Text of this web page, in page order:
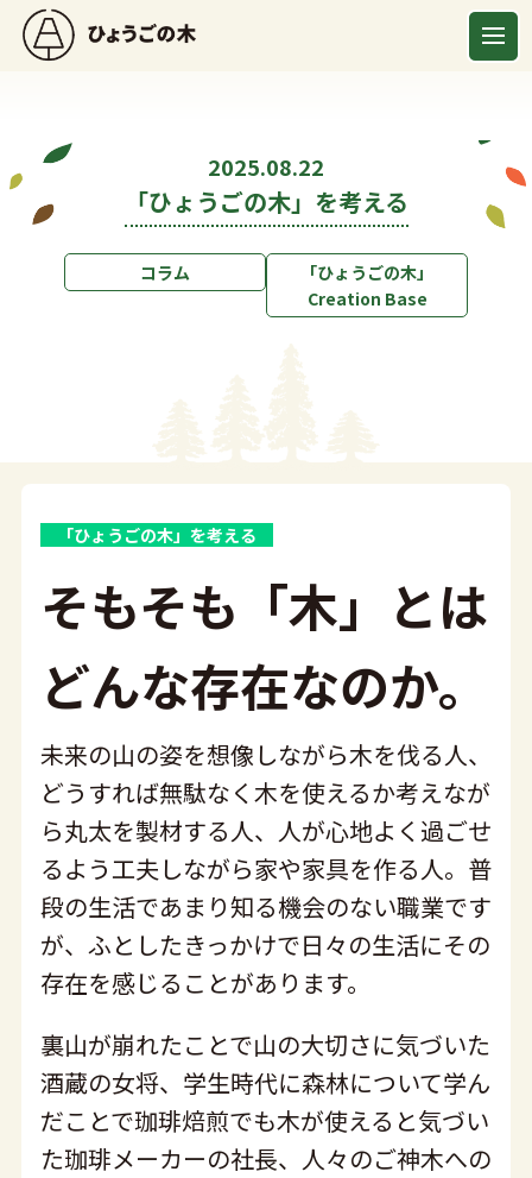
2025.08.22
「ひょうごの木」を考える
コラム
「ひょうごの木」
Creation Base
「ひょうごの木」を考える
そもそも「木」とは
どんな存在なのか。
未来の山の姿を想像しながら木を伐る人、
どうすれば無駄なく木を使えるか考えなが
ら丸太を製材する人、人が心地よく過ごせ
るよう工夫しながら家や家具を作る人。普
段の生活であまり知る機会のない職業です
が、ふとしたきっかけで日々の生活にその
存在を感じることがあります。
裏山が崩れたことで山の大切さに気づいた
酒蔵の女将、学生時代に森林について学ん
だことで珈琲焙煎でも木が使えると気づい
た珈琲メーカーの社長、人々のご神木への